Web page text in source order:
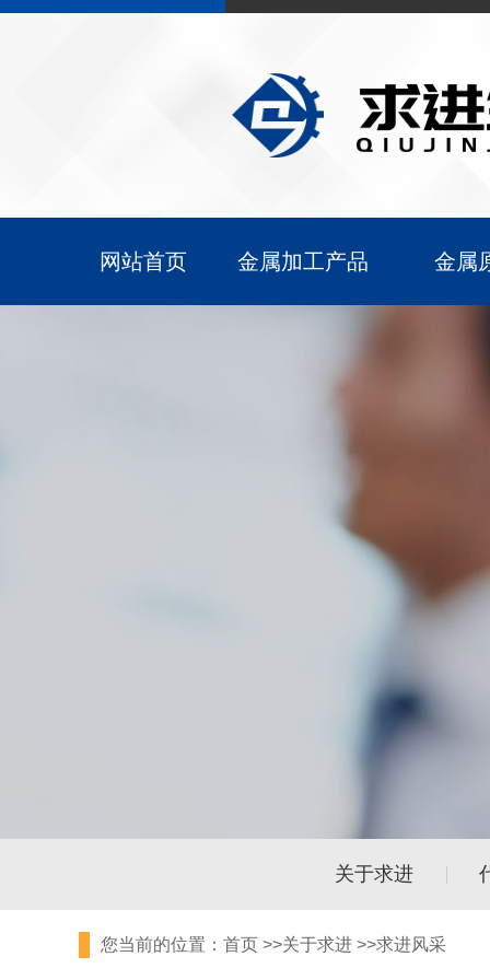
网站首页 金属加工产品 金属
关于求进
您当前的位置： 首页 >>关于求进 >>求进风采